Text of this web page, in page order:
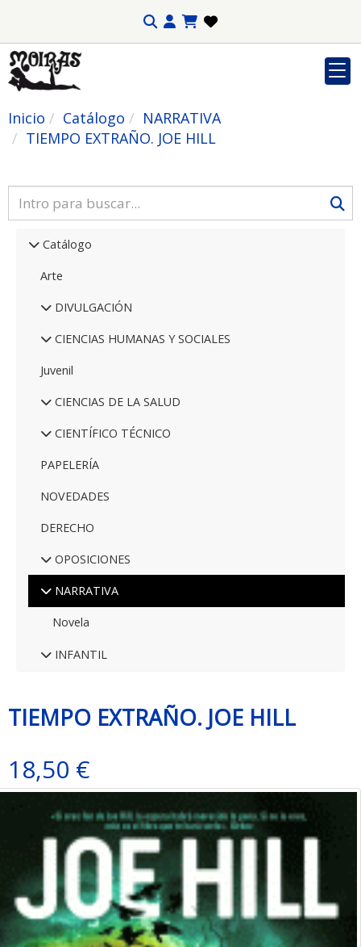
Inicio Catálogo
NARRATIVA
TIEMPO EXTRAÑO. JOE HILL
Catálogo
Arte
DIVULGACIÓN
CIENCIAS HUMANAS Y SOCIALES
Juvenil
CIENCIAS DE LA SALUD
CIENTÍFICO TÉCNICO
PAPELERÍA
NOVEDADES
DERECHO
OPOSICIONES
NARRATIVA
Novela
INFANTIL
TIEMPO EXTRAÑO. JOE HILL
18,50 €